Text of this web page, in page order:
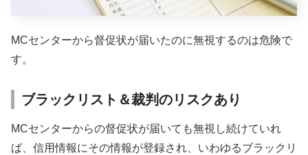
MCセンターから督促状が届いたのに無視するのは危険で
す。
ブラックリスト＆裁判のリスクあり
MCセンターからの督促状が届いても無視し続けていれ
ば、信用情報にその情報が登録され、いわゆるブラックリ